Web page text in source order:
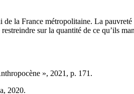
la France métropolitaine. La
sur la quantité de ce qu’ils
», 2021, p. 171.
2020.